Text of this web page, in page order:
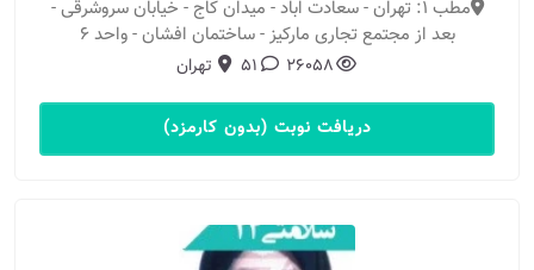
مطب 1: تهران - سعادت اباد - میدان کاج - خیابان سروشرقی -
بعد از مجتمع تجاری مارکیز - ساختمان افشان - واحد 6
26058
51 تهران
دریافت نوبت (بدون کارمزد)